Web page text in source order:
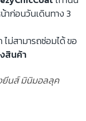
าก่อนวันเดินทาง 3
สามารถซ่อมได้ ขอ
สินค้า
ยีนส์ มินิมอลลุค